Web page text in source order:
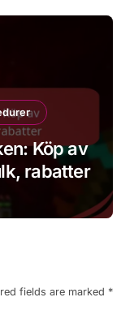
Köp av
rabatter
fields are marked *